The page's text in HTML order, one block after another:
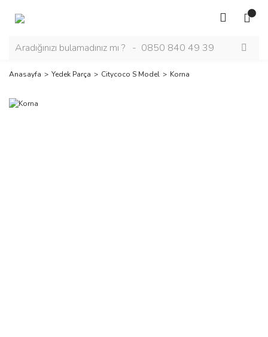
Anasayfa Yedek Parça Citycoco S Model Korna